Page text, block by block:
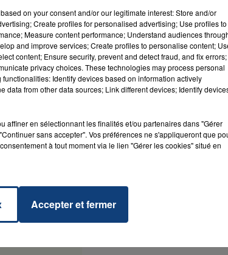
on your consent and/or our legitimate interest: Store and/or
Create profiles for personalised advertising; Use profiles to
Measure content performance; Understand audiences
and improve services; Create profiles to personalise content;
content; Ensure security, prevent and detect fraud, and fix errors;
privacy choices. These technologies may process personal
Identify devices based on information actively
from other data sources; Link different devices; Identify
affiner en sélectionnant les finalités et/ou partenaires dans "Gérer
sans accepter". Vos préférences ne s'appliqueront que
à tout moment via le lien "Gérer les cookies" situé en
Accepter et fermer